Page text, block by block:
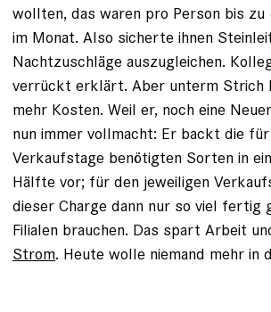
wollten, das waren pro Person bis
im Monat. Also sicherte ­ihnen
Nachtzuschläge aus­zugleichen.
verrückt erklärt. Aber unterm Strich
mehr Kosten. Weil er, noch eine
nun immer vollmacht: Er backt die
Verkaufstage benötigten Sorten in
Hälfte vor; für den jeweiligen
dieser Charge dann nur so viel fertig
Filialen brauchen. Das spart Arbeit
Strom. Heute wolle niemand mehr in